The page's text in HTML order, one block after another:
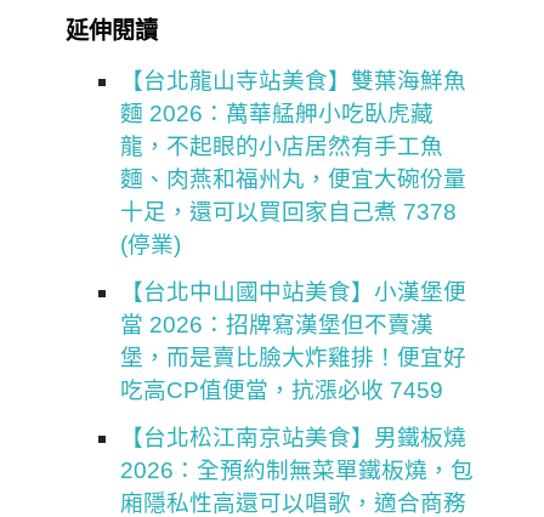
延伸閱讀
【台北龍山寺站美食】雙葉海鮮魚
麵 2026：萬華艋舺小吃臥虎藏
龍，不起眼的小店居然有手工魚
麵、肉燕和福州丸，便宜大碗份量
十足，還可以買回家自己煮 7378
(停業)
【台北中山國中站美食】小漢堡便
當 2026：招牌寫漢堡但不賣漢
堡，而是賣比臉大炸雞排！便宜好
吃高CP值便當，抗漲必收 7459
【台北松江南京站美食】男鐵板燒
2026：全預約制無菜單鐵板燒，包
廂隱私性高還可以唱歌，適合商務